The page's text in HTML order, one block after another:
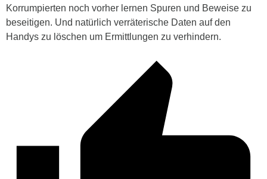
Korrumpierten noch vorher lernen Spuren und Beweise zu
beseitigen. Und natürlich verräterische Daten auf den
Handys zu löschen um Ermittlungen zu verhindern.